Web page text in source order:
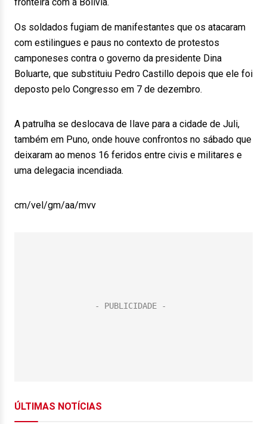
Os soldados fugiam de manifestantes que os atacaram
com estilingues e paus no contexto de protestos
camponeses contra o governo da presidente Dina
Boluarte, que substituiu Pedro Castillo depois que ele foi
deposto pelo Congresso em 7 de dezembro.
A patrulha se deslocava de Ilave para a cidade de Juli,
também em Puno, onde houve confrontos no sábado que
deixaram ao menos 16 feridos entre civis e militares e
uma delegacia incendiada.
cm/vel/gm/aa/mvv